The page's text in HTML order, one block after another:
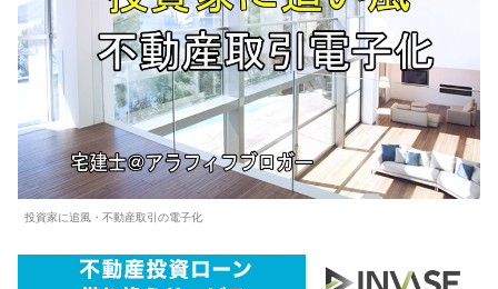
投資家に追風・不動産取引の電子化